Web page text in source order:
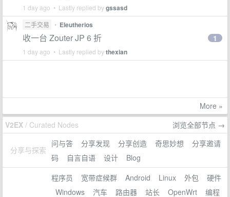
1 day ago • Lastly replied bygssasd
二手交易 • Eleutherios
收一台 Zouter JP 6 折
1 day ago • Lastly replied bythexian
1
More »
V2EX / Curated Nodes 浏览全部节点 →
分享与探索
问与答 分享发现 分享创造 奇思妙想
分享邀请
码
自言自语 设计 Blog
程序员 宽带症候群 Android Linux 外包
硬件
Windows
汽车 路由器 站长 OpenWrt
编程